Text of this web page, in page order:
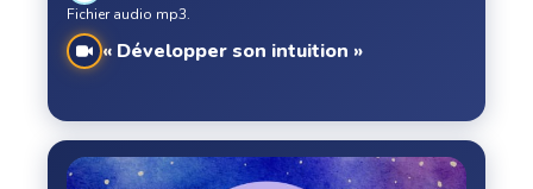
« Développer son intuition »
Fichier audio mp3.